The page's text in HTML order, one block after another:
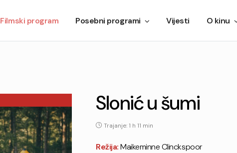
Filmski program Posebni programi Vijesti O kinu
Slonić u šumi
Trajanje: 1 h 11 min
Režija:Maikeminne Clinckspoor